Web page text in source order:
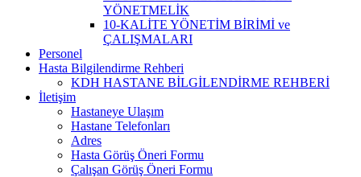
YÖNETMELİK
10-KALİTE YÖNETİM BİRİMİ ve
ÇALIŞMALARI
Personel
Hasta Bilgilendirme Rehberi
KDH HASTANE BİLGİLENDİRME REHBERİ
İletişim
Hastaneye Ulaşım
Hastane Telefonları
Adres
Hasta Görüş Öneri Formu
Çalışan Görüş Öneri Formu